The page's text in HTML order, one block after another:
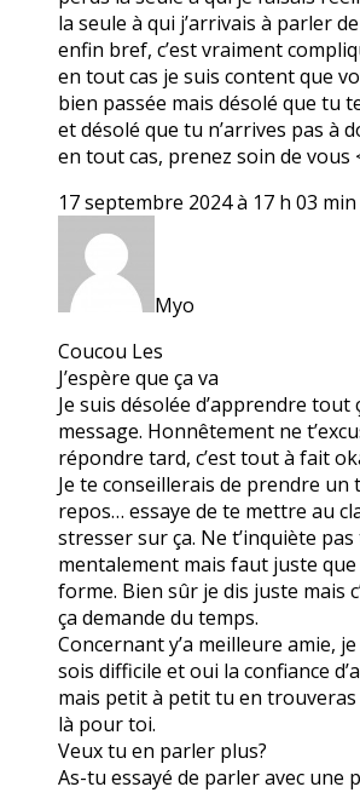
la seule à qui j’arrivais à parler
enfin bref, c’est vraiment
en tout cas je suis content que
bien passée mais désolé que tu
et désolé que tu n’arrives pas à
en tout cas, prenez soin de vous
17 septembre 2024 à 17 h 03 min
Myo
Coucou Les
J’espère que ça va
Je suis désolée d’apprendre tout
message. Honnêtement ne
répondre tard, c’est tout à fait
Je te conseillerais de prendre
repos… essaye de te mettre au
stresser sur ça. Ne t’inquiète pas
mentalement mais faut juste
forme. Bien sûr je dis juste mais
ça demande du temps.
Concernant y’a meilleure amie,
sois difficile et oui la confiance
mais petit à petit tu en
là pour toi.
Veux tu en parler plus?
As-tu essayé de parler avec une